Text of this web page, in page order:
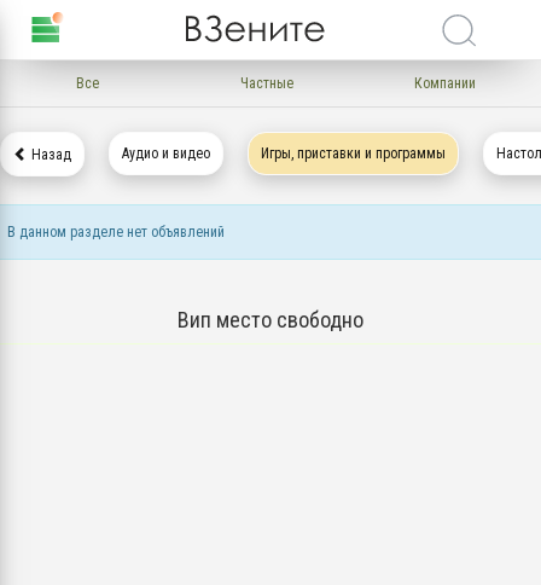
Все Частные Компании
Назад Аудио и видео Игры, приставки и программы
В данном разделе нет объявлений
Вип место свободно